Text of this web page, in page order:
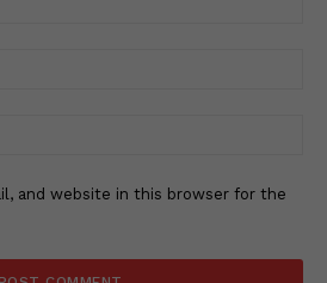
and website in this browser for the